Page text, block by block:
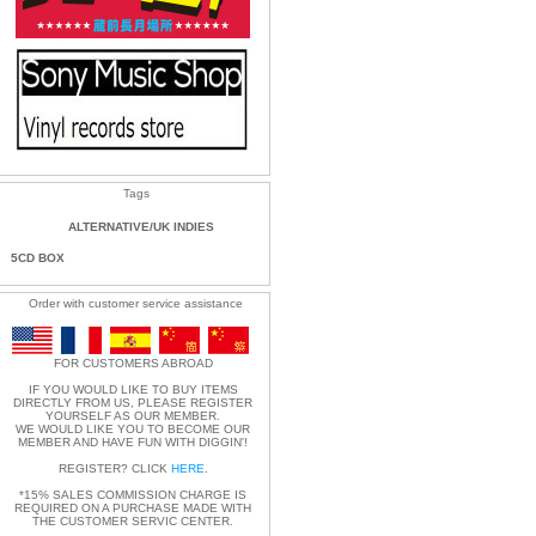
Tags
ALTERNATIVE/UK INDIES
5CD BOX
Order with customer service assistance
FOR CUSTOMERS ABROAD
IF YOU WOULD LIKE TO BUY ITEMS
DIRECTLY FROM US, PLEASE REGISTER
YOURSELF AS OUR MEMBER.
WE WOULD LIKE YOU TO BECOME OUR
MEMBER AND HAVE FUN WITH DIGGIN'!
REGISTER? CLICK HERE
*15% SALES COMMISSION CHARGE IS
REQUIRED ON A PURCHASE MADE WITH
THE CUSTOMER SERVIC CENTER.